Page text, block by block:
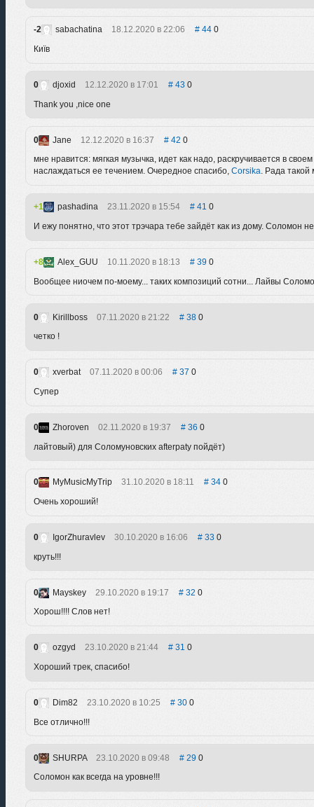
-2 sabachatina 18.12.2020 в 22:06 440
Київ
0 djoxid 12.12.2020 в 17:01 43 0
Thank you ,nice one
0 Jane 12.12.2020 в 16:37 42 0
мне нравится: мягкая музычка, идет как надо, раскручивается в
наслаждаться ее течением. Очередное спасибо, Сorsikа. Рада такой
1 pashadina 23.11.2020 в 15:54 41 0
И ежу понятно, что этот трэчара тебе зайдёт как из дому. Соломон
8 Alex_GUU 10.11.2020 в 18:13 39 0
Вообщее ниочем по-моему... таких композиций сотни... Лайвы
0 Kirillboss 07.11.2020 в 21:22 380
четко !
0 xverbat 07.11.2020 в 00:06 37 0
Супер
0 Zhoroven 02.11.2020 в 19:37 36 0
лайтовый) для Соломуновских afterpaty пойдёт)
0 MyMusicMyTrip 31.10.2020 в 18:11 340
Очень хороший!
0 IgorZhuravlev 30.10.2020 в 16:06 33 0
круть!!!
0 Mayskey 29.10.2020 в 19:17 32 0
Хорош!!!! Слов нет!
0 ozgyd 23.10.2020 в 21:44 31 0
Хороший трек, спасибо!
0 Dim82 23.10.2020 в 10:25 300
Все отлично!!!
0 SHURPA 23.10.2020 в 09:48 29 0
Соломон как всегда на уровне!!!